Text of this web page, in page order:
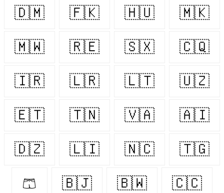
🇩🇲 🇫🇰 🇭🇺 🇲🇰
🇲🇼 🇷🇪 🇸🇽 🇨🇶
🇮🇷 🇱🇷 🇱🇹 🇺🇿
🇪🇹 🇹🇳 🇻🇦 🇦🇮
🇩🇿 🇱🇮 🇳🇨 🇹🇬
🩳 🇧🇯 🇧🇼 🇨🇨